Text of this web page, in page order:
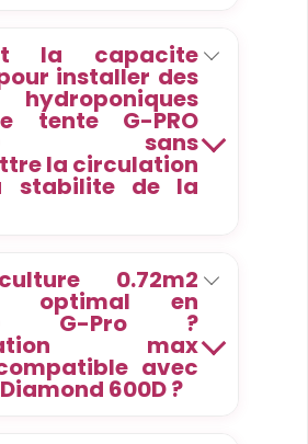
la capacite
installer des
tente G-PRO
sans
la circulation
stabilite de la
0.72m2
optimal en
G-Pro ?
max
avec
600D ?